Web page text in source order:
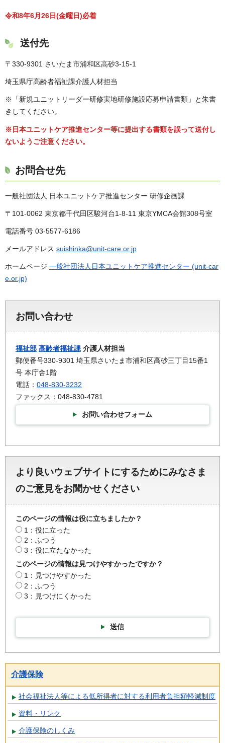
令和8年6月26日(金曜日)必着
送付先
〒330-9301 さいたま市浦和区高砂3-15-1
埼玉県庁高齢者福祉課介護人材担当
※「新規ユニットリーダー研修実地研修施設応募申請書類」と朱書
きしてください。
※日本ユニットケア推進センター等に提出する書類を誤って送付し
ないようご注意ください。
お問合せ先
一般社団法人 日本ユニットケア推進センター 研修企画課
〒101-0062 東京都千代田区駿河台1-8-11 東京YMCA会館308号室
電話番号 03-5577-6186
メールアドレス suishinka@unit-care.or.jp
ホームページ 一般社団法人日本ユニットケア推進センター (unit-car
e.or.jp)
お問い合わせ
福祉部 高齢者福祉課 介護人材担当
郵便番号330-9301 埼玉県さいたま市浦和区高砂三丁目15番1
号 本庁舎1階
電話： 048-830-3232
ファックス：048-830-4781
お問い合わせフォーム
より良いウェブサイトにするためにみなさま
のご意見をお聞かせください
このページの情報は役に立ちましたか？
1：役に立った
2：ふつう
3：役に立たなかった
このページの情報は見つけやすかったですか？
1：見つけやすかった
2：ふつう
3：見つけにくかった
送信
介護保険
社会福祉法人等による低所得者に対する利用者負担額軽減制度
資料・リンク
介護保険のしくみ